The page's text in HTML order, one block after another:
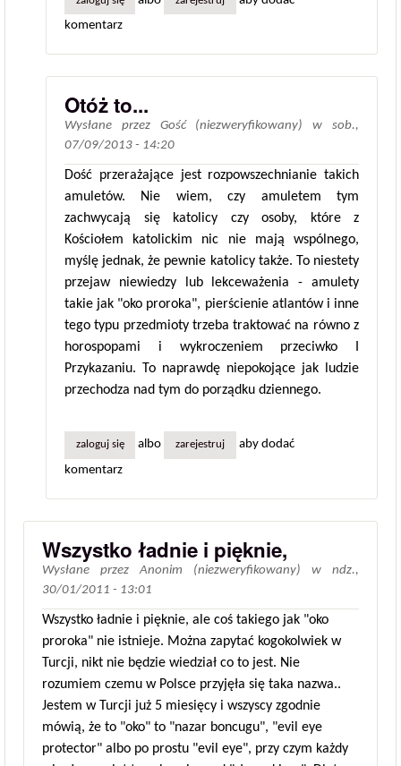
komentarz
Otóż to...
Wysłane przez Gość (niezweryfikowany) wsob.,
07/09/2013 - 14:20
Dość przerażające jest rozpowszechnianie takich
amuletów. Nie wiem, czy amuletem tym
zachwycają się katolicy czy osoby, które z
Kościołem katolickim nic nie mają wspólnego,
myślę jednak, że pewnie katolicy także. To niestety
przejaw niewiedzy lub lekceważenia - amulety
takie jak "oko proroka", pierścienie atlantów i inne
tego typu przedmioty trzeba traktować na równo z
horospopami i wykroczeniem przeciwko I
Przykazaniu. To naprawdę niepokojące jak ludzie
przechodza nad tym do porządku dziennego.
zaloguj się albo zarejestruj
aby dodać
komentarz
Wszystko ładnie i pięknie,
Wysłane przezAnonim (niezweryfikowany) w ndz.,
30/01/2011 - 13:01
Wszystko ładnie i pięknie, ale coś takiego jak "oko
proroka" nie istnieje. Można zapytać kogokolwiek w
Turcji, nikt nie będzie wiedział co to jest. Nie
rozumiem czemu w Polsce przyjęła się taka nazwa..
Jestem w Turcji już 5 miesięcy i wszyscy zgodnie
mówią, że to "oko" to "nazar boncugu", "evil eye
protector" albo po prostu "evil eye", przy czym każdy